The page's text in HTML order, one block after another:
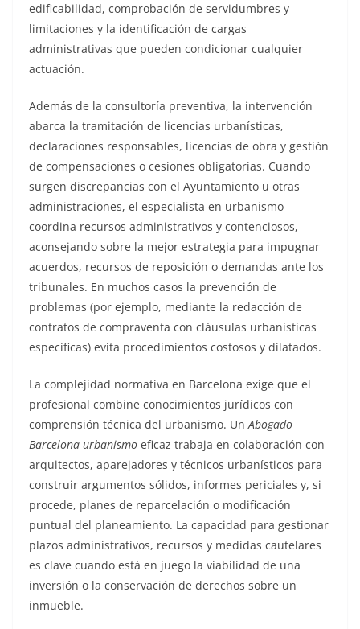
edificabilidad, comprobación de servidumbres y
limitaciones y la identificación de cargas
administrativas que pueden condicionar cualquier
actuación.
Además de la consultoría preventiva, la intervención
abarca la tramitación de licencias urbanísticas,
declaraciones responsables, licencias de obra y gestión
de compensaciones o cesiones obligatorias. Cuando
surgen discrepancias con el Ayuntamiento u otras
administraciones, el especialista en urbanismo
coordina recursos administrativos y contenciosos,
aconsejando sobre la mejor estrategia para impugnar
acuerdos, recursos de reposición o demandas ante los
tribunales. En muchos casos la prevención de
problemas (por ejemplo, mediante la redacción de
contratos de compraventa con cláusulas urbanísticas
específicas) evita procedimientos costosos y dilatados.
La complejidad normativa en Barcelona exige que el
profesional combine conocimientos jurídicos con
comprensión técnica del urbanismo. UnAbogado
Barcelona urbanismo eficaz trabaja en colaboración con
arquitectos, aparejadores y técnicos urbanísticos para
construir argumentos sólidos, informes periciales y, si
procede, planes de reparcelación o modificación
puntual del planeamiento. La capacidad para gestionar
plazos administrativos, recursos y medidas cautelares
es clave cuando está en juego la viabilidad de una
inversión o la conservación de derechos sobre un
inmueble.